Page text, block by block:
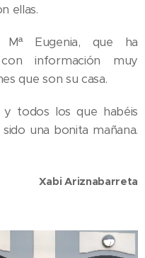
ellas.
Mª Eugenia, que ha
información muy
que son su casa.
todos los que habéis
una bonita mañana.
Xabi Ariznabarreta